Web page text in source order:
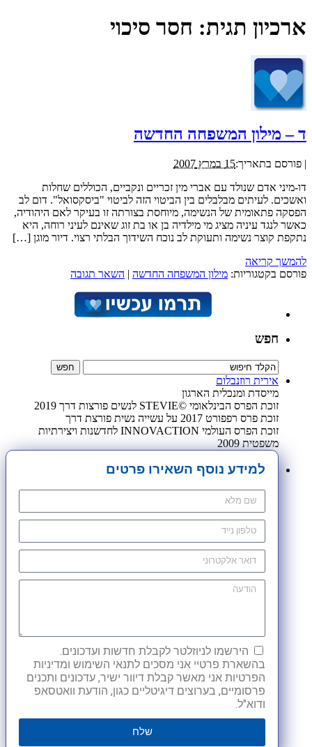
ארכיון תגית: חסר סיכוי
ד – מילון המשפחה החדשה
| פורסם בתאריך:15 במרץ 2007
דו-מיני אדם שנולד עם אברי מין זכריים ונקביים, הכוללים שחלות
ואשכים. לעיתים מבלבלים בין הביטוי הזה לביטוי "ביסקסואל". דום לב
הפסקה פתאומית של הנשימה, מיוחסת בצורתה זו בעיקר לאם היהודיה,
כאשר לנגד עיניה מציג מי מילדיה בן או בת זוג שאינם לעיני רוחה, היא
נתקפת קוצר נשימה ותעוקת לב נוכח השידוך הבלתי רצוי. דיור מוגן […]
להמשך קריאה
פורסם בקטגוריות: מילון המשפחה החדשה | השאר תגובה
חפש
אירית רוזנבלום
מייסדת ומנכלית הארגון
זוכת הפרס הבינלאומי ©STEVIE לנשים פורצות דרך 2019
זוכת פרס רפפורט 2017 על עשייה נשית פורצת דרך
זוכת הפרס העולמי INNOVACTION לחדשנות ויצירתיות
משפטית 2009
למידע נוסף השאירו פרטים
הירשמו לניוזלטר לקבלת חדשות ועדכונים.
בהשארת פרטיי אני מסכים לתנאי השימוש ומדיניות
הפרטיות אני מאשר קבלת דיוור ישיר, עדכונים ותכנים
פרסומיים, בערוצים דיגיטליים כגון, הודעת וואטסאפ
ודוא"ל.
שלח